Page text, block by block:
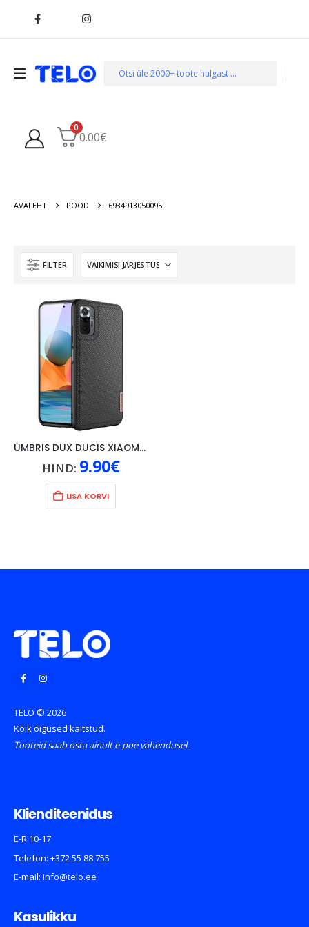
0
0.00€
AVALEHT POOD 6934913050095
FILTER
ÜMBRIS DUX DUCIS XIAOMI REDMI NOTE 10 PRO, MUST
HIND: 9.90€
LISA KORVI
TELO © 2026
Kõik õigused kaitstud.
Tooteid saab osta ainult e-poe vahendusel.
Klienditeenidus
E-R 10-17
Telefon: +372 55 88 755
E-mail: info@telo.ee
Kasulikku